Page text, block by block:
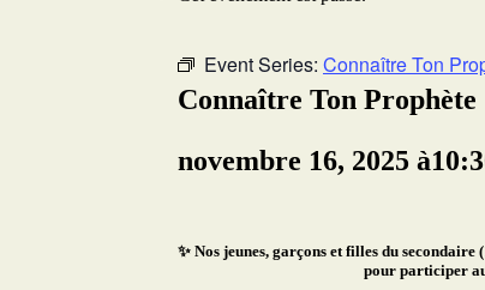
Event Series: Connaître Ton
Connaître Ton Prophète
novembre 16, 2025
✨ Nos jeunes, garçons et filles du
pour participer